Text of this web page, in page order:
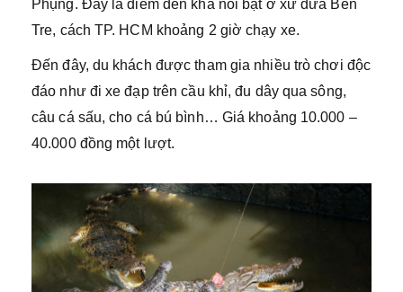
Phụng. Đây là điểm đến khá nổi bật ở xứ dừa Bến
Tre, cách TP. HCM khoảng 2 giờ chạy xe.
Đến đây, du khách được tham gia nhiều trò chơi độc
đáo như đi xe đạp trên cầu khỉ, đu dây qua sông,
câu cá sấu, cho cá bú bình… Giá khoảng 10.000 –
40.000 đồng một lượt.